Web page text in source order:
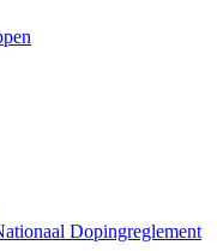
Dopingreglement